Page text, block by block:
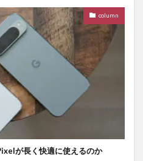
column
が長く快適に使えるのか